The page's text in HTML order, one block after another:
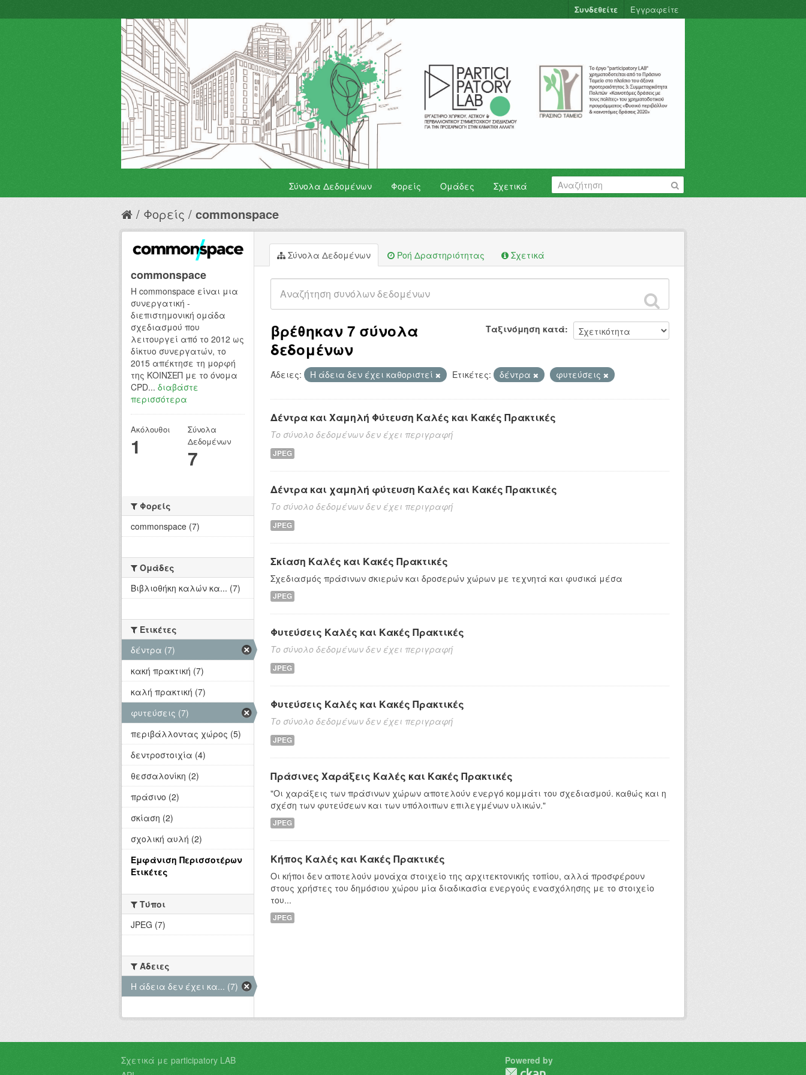
Συνδεθείτε Εγγραφείτε
Σύνολα Δεδομένων Φορείς Ομάδες Σχετικά
Φορείς commonspace
Σύνολα Δεδομένων Ροή Δραστηριότητας Σχετικά
Ταξινόμηση κατά
βρέθηκαν 7 σύνολα
δεδομένων
Άδειες: Η άδεια δεν έχει καθοριστεί Ετικέτες: δέντρα φυτεύσεις
Δέντρα και Χαμηλή Φύτευση Καλές και Κακές Πρακτικές
Το σύνολο δεδομένων δεν έχει περιγραφή
JPEG
Δέντρα και χαμηλή φύτευση Καλές και Κακές Πρακτικές
Το σύνολο δεδομένων δεν έχει περιγραφή
JPEG
Σκίαση Καλές και Κακές Πρακτικές
Σχεδιασμός πράσινων σκιερών και δροσερών χώρων με τεχνητά και φυσικά μέσα
JPEG
Φυτεύσεις Καλές και Κακές Πρακτικές
Το σύνολο δεδομένων δεν έχει περιγραφή
JPEG
Φυτεύσεις Καλές και Κακές Πρακτικές
Το σύνολο δεδομένων δεν έχει περιγραφή
JPEG
Πράσινες Χαράξεις Καλές και Κακές Πρακτικές
"Οι χαράξεις των πράσινων χώρων αποτελούν ενεργό κομμάτι του σχεδιασμού. καθώς και η
σχέση των φυτεύσεων και των υπόλοιπων επιλεγμένων υλικών."
JPEG
Κήπος Καλές και Κακές Πρακτικές
Οι κήποι δεν αποτελούν μονάχα στοιχείο της αρχιτεκτονικής τοπίου, αλλά προσφέρουν
στους χρήστες του δημόσιου χώρου μία διαδικασία ενεργούς ενασχόλησης με το στοιχείο
του...
JPEG
commonspace
H commonspace είναι μια
συνεργατική -
διεπιστημονική ομάδα
σχεδιασμού που
λειτουργεί από το 2012 ως
δίκτυο συνεργατών, το
2015 απέκτησε τη μορφή
της ΚΟΙΝΣΕΠ με το όνομα
CPD... διαβάστε
περισσότερα
Ακόλουθοι
1
Σύνολα
Δεδομένων
7
Φορείς
commonspace (7)
Ομάδες
Βιβλιοθήκη καλών κα... (7)
Ετικέτες
δέντρα (7)
κακή πρακτική (7)
καλή πρακτική (7)
φυτεύσεις (7)
περιβάλλοντας χώρος (5)
δεντροστοιχία (4)
θεσσαλονίκη (2)
πράσινο (2)
σκίαση (2)
σχολική αυλή (2)
Εμφάνιση Περισσοτέρων
Ετικέτες
Τύποι
JPEG (7)
Άδειες
Η άδεια δεν έχει κα... (7)
Σχετικά με participatory LAB
Powered by